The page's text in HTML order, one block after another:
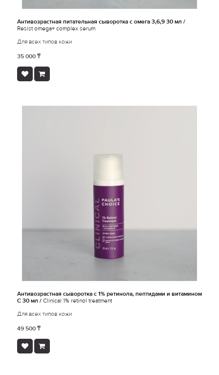
Антивозрастная питательная сыворотка с омега 3,6,9 30 мл /
Resist omega+ complex serum
Для всех типов кожи
35 000 ₸
Антивозрастная сыворотка с 1% ретинола, пептидами и витамином
С 30 мл / Clinical 1% retinol treatment
Для всех типов кожи
49 500 ₸